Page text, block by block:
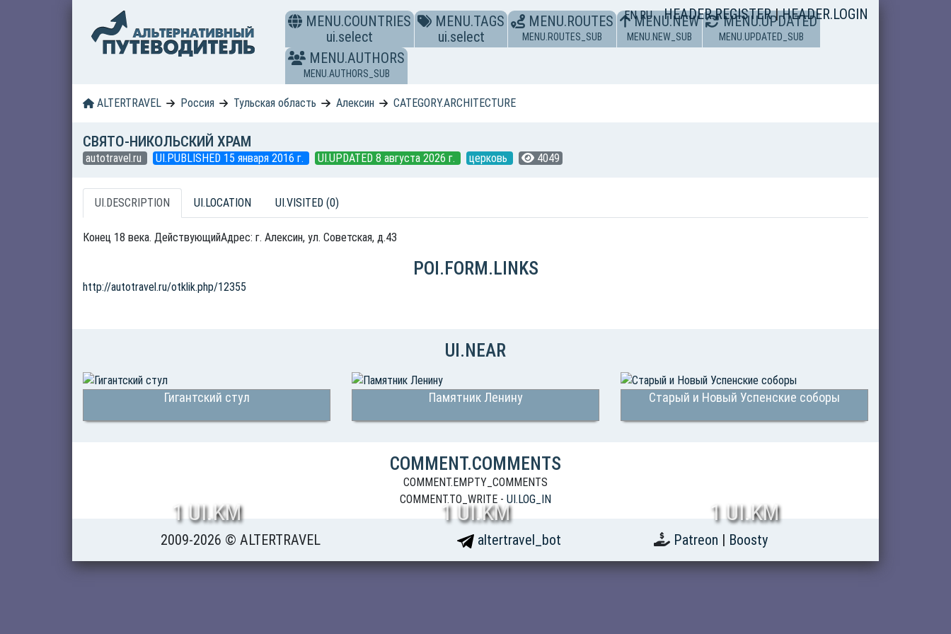
ENRU HEADER.REGISTER|HEADER.LOGIN
MENU.COUNTRIES
ui.select
MENU.TAGS
ui.select
MENU.ROUTES
MENU.ROUTES_SUB
MENU.NEW
MENU.NEW_SUB
MENU.UPDATED
MENU.UPDATED_SUB
MENU.AUTHORS
MENU.AUTHORS_SUB
ALTERTRAVEL Россия Тульская область Алексин CATEGORY.ARCHITECTURE
СВЯТО-НИКОЛЬСКИЙ ХРАМ
autotravel.ru UI.PUBLISHED 15 января 2016 г. UI.UPDATED 8 августа 2026 г. церковь 4049
UI.DESCRIPTION UI.LOCATION UI.VISITED (0)
Конец 18 века. ДействующийАдрес: г. Алексин, ул. Советская, д.43
POI.FORM.LINKS
http://autotravel.ru/otklik.php/12355
UI.NEAR
Гигантский стул
1 UI.KM
Памятник Ленину
1 UI.KM
Старый и Новый Успенские соборы
1 UI.KM
COMMENT.COMMENTS
COMMENT.EMPTY_COMMENTS
COMMENT.TO_WRITE - UI.LOG_IN
2009-2026 © ALTERTRAVEL altertravel_bot Patreon | Boosty